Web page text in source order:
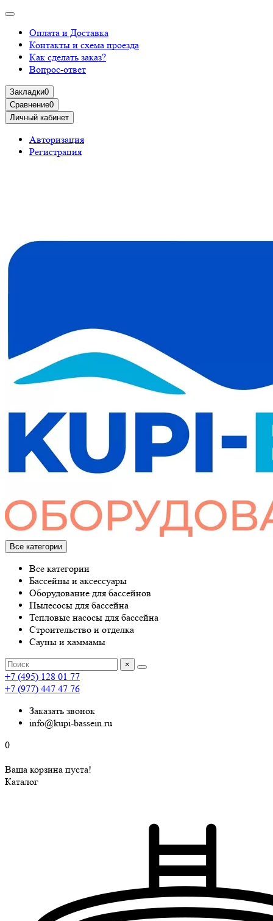
Оплата и Доставка
Контакты и схема проезда
Как сделать заказ?
Вопрос-ответ
Закладки0
Сравнение0
Личный кабинет
Авторизация
Регистрация
Все категории
Все категории
Бассейны и аксессуары
Оборудование для бассейнов
Пылесосы для бассейна
Тепловые насосы для бассейна
Строительство и отделка
Сауны и хаммамы
×
+7 (495) 128 01 77
+7 (977) 447 47 76
Заказать звонок
info@kupi-bassein.ru
0
Ваша корзина пуста!
Каталог